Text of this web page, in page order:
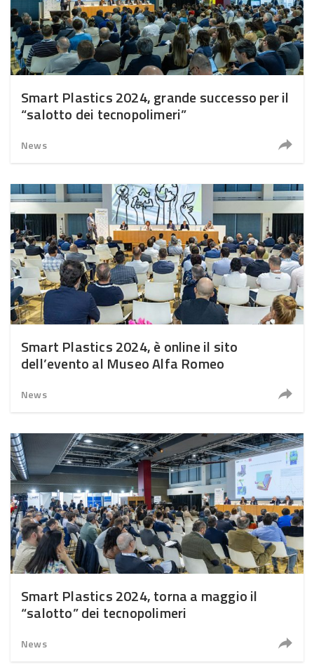
Smart Plastics 2024, grande successo per il
“salotto dei tecnopolimeri”
News
Smart Plastics 2024, è online il sito
dell’evento al Museo Alfa Romeo
News
Smart Plastics 2024, torna a maggio il
“salotto” dei tecnopolimeri
News